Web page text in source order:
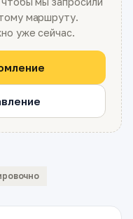
маршруту.
уже сейчас.